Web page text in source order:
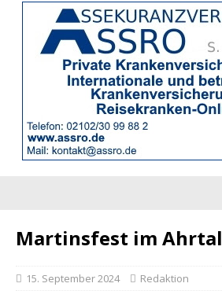
Martinsfest im Ahrtal
15. September 2024 Redaktion